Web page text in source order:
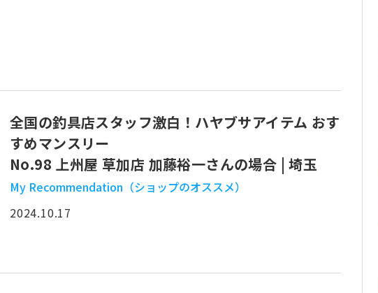
全国の釣具店スタッフ激白！ハヤブサアイテム おす
すめマンスリー
No.98 上州屋 草加店 加藤裕一さんの場合 | 埼玉
My Recommendation（ショップのオススメ）
2024.10.17